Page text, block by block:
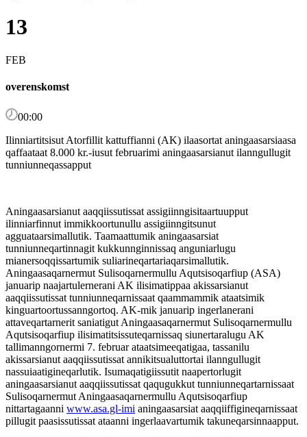
13
FEB
overenskomst
00:00
Ilinniartitsisut Atorfillit kattuffianni (AK) ilaasortat aningaasarsiaasa
qaffaataat 8.000 kr.-iusut februarimi aningaasarsianut ilanngullugit
tunniunneqassapput
Aningaasarsianut aaqqiissutissat assigiinngisitaartuupput
ilinniarfinnut immikkoortunullu assigiinngitsunut
agguataarsimallutik. Taamaattumik aningaasarsiat
tunniunneqartinnagit kukkunnginnissaq anguniarlugu
mianersoqqissartumik suliarineqartariaqarsimallutik.
Aningaasaqarnermut Sulisoqarnermullu Aqutsisoqarfiup (ASA)
januarip naajartulernerani AK ilisimatippaa akissarsianut
aaqqiissutissat tunniunneqarnissaat qaammammik ataatsimik
kinguartoortussanngortoq. AK-mik januarip ingerlanerani
attaveqartarnerit saniatigut Aningaasaqarnermut Sulisoqarnermullu
Aqutsisoqarfiup ilisimatitsissuteqarnissaq siunertaralugu AK
tallimanngornermi 7. februar ataatsimeeqatigaa, tassanilu
akissarsianut aaqqiissutissat annikitsualuttortai ilanngullugit
nassuiaatigineqarlutik. Isumaqatigiissutit naapertorlugit
aningaasarsianut aaqqiissutissat qaqugukkut tunniunneqartarnissaat
Sulisoqarnermut Aningaasaqarnermullu Aqutsisoqarfiup
nittartagaanni www.asa.gl-imi aningaasarsiat aaqqiiffigineqarnissaat
pillugit paasissutissat ataanni ingerlaavartumik takuneqarsinnaapput.